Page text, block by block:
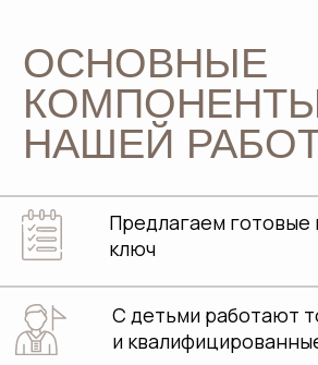
Согласовываем
маршрут и документы в
Предлагаем готовые
ключ
протяжении всей
программы
С детьми работают только